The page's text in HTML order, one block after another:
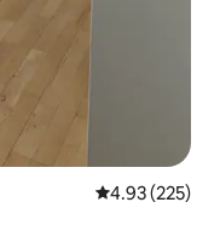
Calificación
4.93 (225)